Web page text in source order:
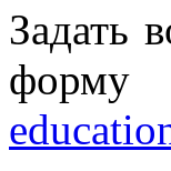
Задать